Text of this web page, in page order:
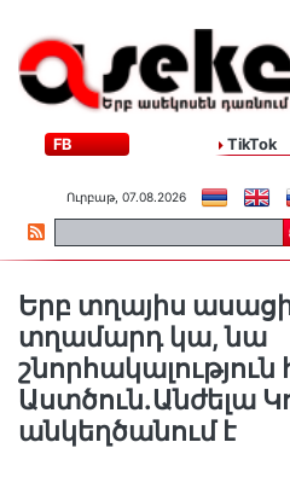
FB TikTok
Ուրբաթ, 07.08.2026
Երբ տղայիս
տղամարդ կա, նա
Աստծուն.Անժելա
անկեղծանում է